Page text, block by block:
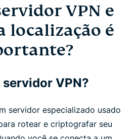
VPN e
localização é
servidor VPN?
servidor especializado usado
rotear e criptografar seu